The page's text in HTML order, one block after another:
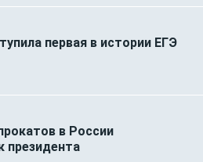
первая в истории ЕГЭ
в России
президента